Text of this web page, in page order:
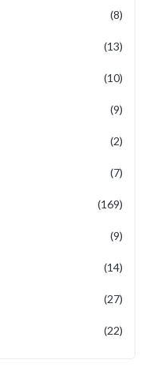
(8)
(13)
(10)
(9)
(2)
(7)
(169)
(9)
(14)
(27)
(22)